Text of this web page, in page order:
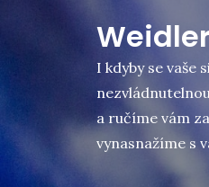
Weidler
I kdyby se vaše
a ručíme vám
vynasnažíme s